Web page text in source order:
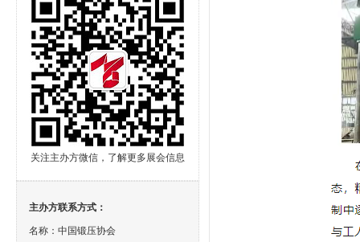
关注主办方微信，了解更多展会信息
主办方联系方式：
名称：中国锻压协会